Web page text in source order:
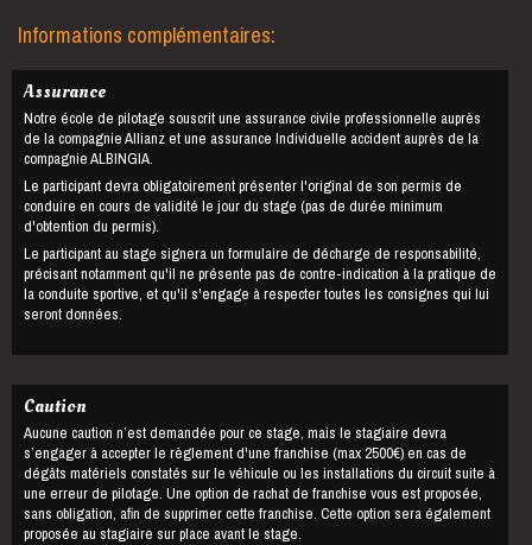
Informations complémentaires:
Assurance
Notre école de pilotage souscrit une assurance civile professionnelle auprès
de la compagnie Allianz et une assurance Individuelle accident auprès de la
compagnie ALBINGIA.
Le participant devra obligatoirement présenter l'original de son permis de
conduire en cours de validité le jour du stage (pas de durée minimum
d'obtention du permis).
Le participant au stage signera un formulaire de décharge de responsabilité,
précisant notamment qu'il ne présente pas de contre-indication à la pratique de
la conduite sportive, et qu'il s'engage à respecter toutes les consignes qui lui
seront données.
Caution
Aucune caution n’est demandée pour ce stage, mais le stagiaire devra
s’engager à accepter le règlement d'une franchise (max 2500€) en cas de
dégâts matériels constatés sur le véhicule ou les installations du circuit suite à
une erreur de pilotage. Une option de rachat de franchise vous est proposée,
sans obligation, afin de supprimer cette franchise. Cette option sera également
proposée au stagiaire sur place avant le stage.